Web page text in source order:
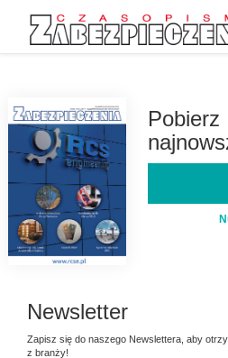
Pobierz
Newsletter
Zapisz się do naszego Newslettera, aby
z branży!